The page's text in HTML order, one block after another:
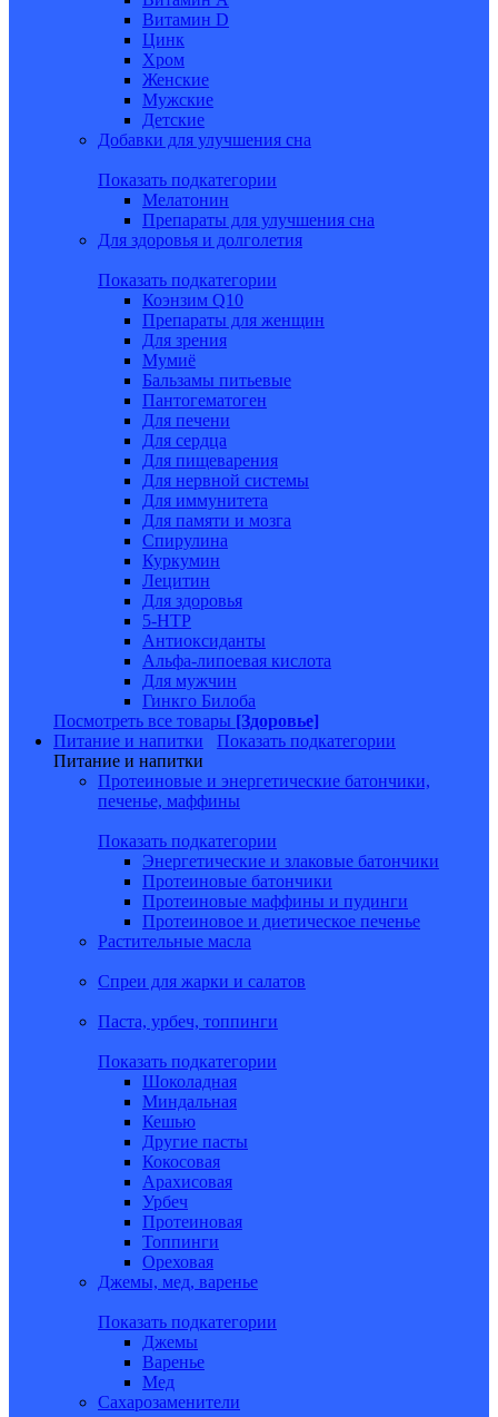
Витамин D
Цинк
Хром
Женские
Мужские
Детские
Добавки для улучшения сна
Показать подкатегории
Мелатонин
Препараты для улучшения сна
Для здоровья и долголетия
Показать подкатегории
Коэнзим Q10
Препараты для женщин
Для зрения
Мумиё
Бальзамы питьевые
Пантогематоген
Для печени
Для сердца
Для пищеварения
Для нервной системы
Для иммунитета
Для памяти и мозга
Спирулина
Куркумин
Лецитин
Для здоровья
5-HTP
Антиоксиданты
Альфа-липоевая кислота
Для мужчин
Гинкго Билоба
Посмотреть все товары [Здоровье]
Питание и напитки
Показать подкатегории
Питание и напитки
Протеиновые и энергетические батончики,
печенье, маффины
Показать подкатегории
Энергетические и злаковые батончики
Протеиновые батончики
Протеиновые маффины и пудинги
Протеиновое и диетическое печенье
Растительные масла
Спреи для жарки и салатов
Паста, урбеч, топпинги
Показать подкатегории
Шоколадная
Миндальная
Кешью
Другие пасты
Кокосовая
Арахисовая
Урбеч
Протеиновая
Топпинги
Ореховая
Джемы, мед, варенье
Показать подкатегории
Джемы
Варенье
Мед
Сахарозаменители